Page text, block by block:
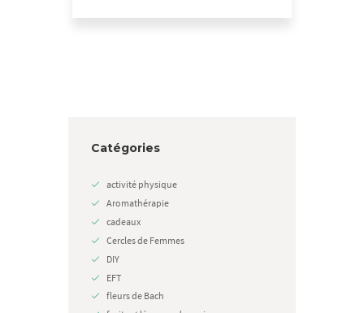
Catégories
activité physique
Aromathérapie
cadeaux
Cercles de Femmes
DIY
EFT
fleurs de Bach